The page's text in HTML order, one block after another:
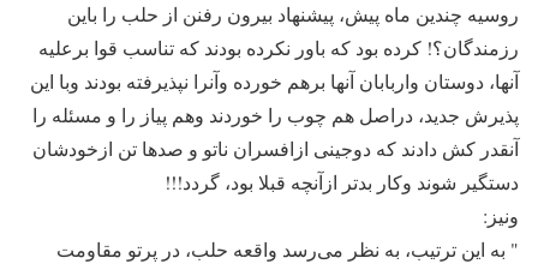
روسیه چندین ماه پیش، پیشنهاد بیرون رفنن از حلب را باین
رزمندگان؟! کرده بود که باور نکرده بودند که تناسب قوا برعلیه
آنها، دوستان واربابان آنها برهم خورده وآنرا نپذیرفته بودند وبا این
پذیرش جدید، دراصل هم چوب را خوردند وهم پیاز را و مسئله را
آنقدر کش دادند که دوجینی ازافسران ناتو و صدها تن ازخودشان
دستگیر شوند وکار بدتر ازآنچه قبلا بود، گردد!!!
ونیز:
" به این ترتیب، به نظر می‌رسد واقعه حلب، در پرتو مقاومت